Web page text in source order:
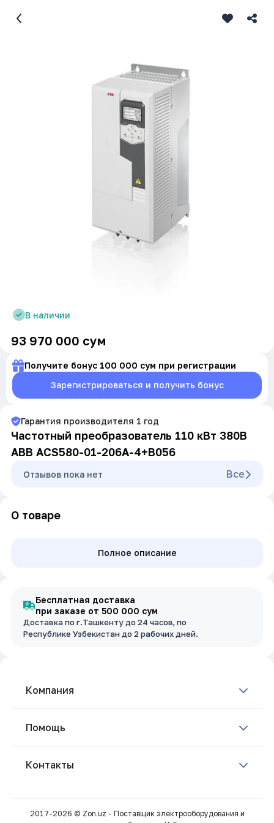
В наличии
93 970 000 сум
Получите бонус 100 000 сум при регистрации
Зарегистрироваться и получить бонус
Гарантия производителя 1 год
Частотный преобразователь 110 кВт 380В
ABB ACS580-01-206A-4+B056
Oтзывов пока нет Все
О товаре
Полное описание
Бесплатная доставка
при заказе от 500 000 сум
Доставка по г.Ташкенту до 24 часов, по
Республике Узбекистан до 2 рабочих дней.
Компания
Помощь
Контакты
2017-2026 © Zon.uz - Поставщик электрооборудования и